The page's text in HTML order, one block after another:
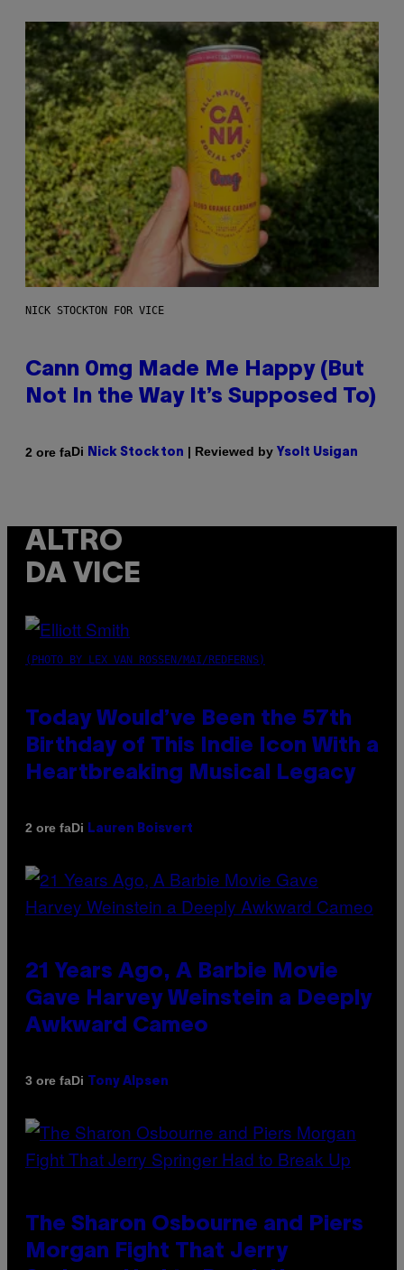
NICK STOCKTON FOR VICE
Cann 0mg Made Me Happy (But
Not In the Way It’s Supposed To)
2 ore faDi Nick Stockton | Reviewed by Ysolt Usigan
ALTRO
DA VICE
(PHOTO BY LEX VAN ROSSEN/MAI/REDFERNS)
Today Would’ve Been the 57th
Birthday of This Indie Icon With a
Heartbreaking Musical Legacy
2 ore faDi Lauren Boisvert
21 Years Ago, A Barbie Movie
Gave Harvey Weinstein a Deeply
Awkward Cameo
3 ore faDi Tony Alpsen
The Sharon Osbourne and Piers
Morgan Fight That Jerry